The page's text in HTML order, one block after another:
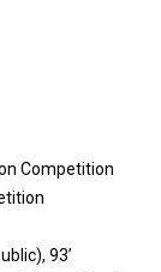
Competition
93’